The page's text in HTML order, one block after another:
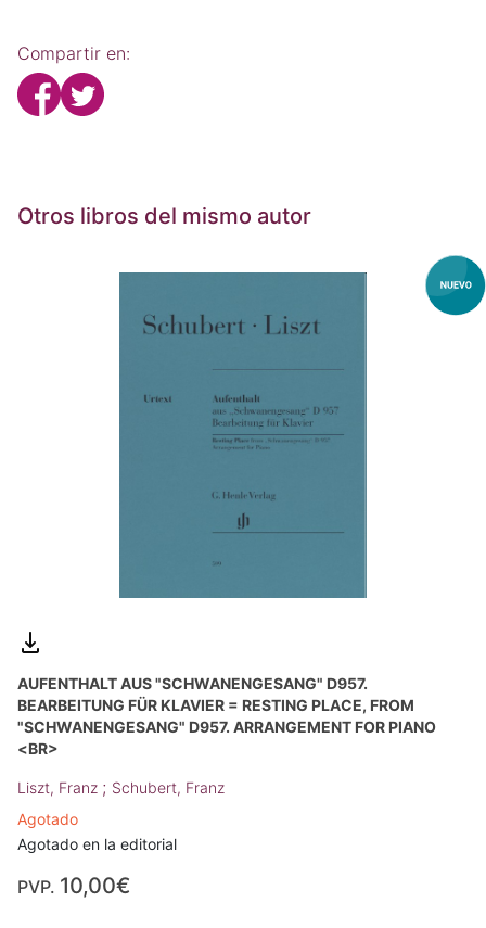
Compartir en:
Otros libros del mismo autor
AUFENTHALT AUS "SCHWANENGESANG" D957.
BEARBEITUNG FÜR KLAVIER = RESTING PLACE, FROM
"SCHWANENGESANG" D957. ARRANGEMENT FOR PIANO
<BR>
Liszt, Franz ; Schubert, Franz
Agotado
Agotado en la editorial
PVP. 10,00€